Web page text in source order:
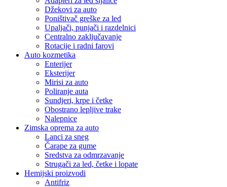
Džekovi za auto
Poništivač greške za led
Upaljači, punjači i razdelnici
Centralno zaključavanje
Rotacije i radni farovi
Auto kozmetika
Enterijer
Eksterijer
Mirisi za auto
Poliranje auta
Sundjeri, krpe i četke
Obostrano lepljive trake
Nalepnice
Zimska oprema za auto
Lanci za sneg
Čarape za gume
Sredstva za odmrzavanje
Strugači za led, četke i lopate
Hemijski proizvodi
Antifriz